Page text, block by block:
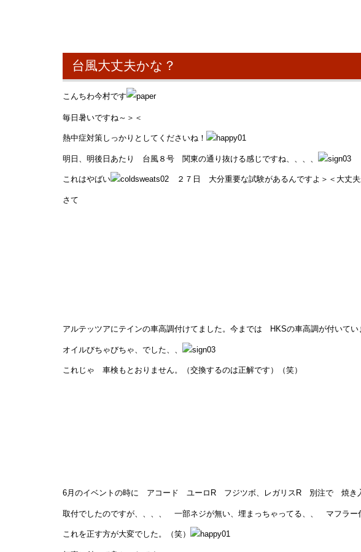
台風大丈夫かな？
こんちわ今村です
毎日暑いですね～＞＜
熱中症対策しっかりとしてくださいね！
明日、明後日あたり 台風８号 関東の通り抜ける感じですね、、、、
これはやばい ２７日 大分重要な試験があるんですよ＞＜大丈夫
さて
アルテッツアにテインの車高調付けてました。今までは HKSの車高調が付いてい
オイルびちゃびちゃ、でした、、
これじゃ 車検もとおりません。（交換するのは正解です）（笑）
6月のイベントの時に アコード ユーロR フジツボ、レガリスR 別注で 焼き
取付でしたのですが、、、、 一部ネジが無い、埋まっちゃってる、、 マフラー
これを正す方が大変でした。（笑）